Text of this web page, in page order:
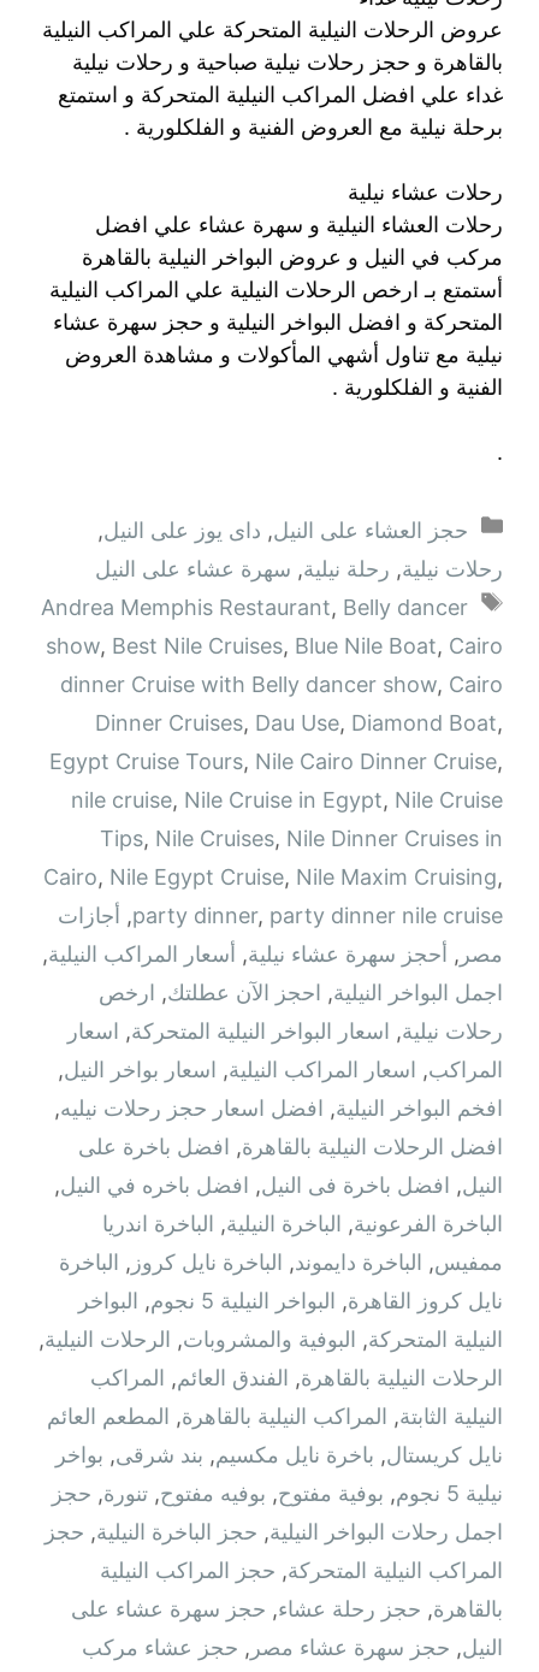
عروض الرحلات النيلية المتحركة علي المراكب النيلية
بالقاهرة و حجز رحلات نيلية صباحية و رحلات نيلية
غداء علي افضل المراكب النيلية المتحركة و استمتع
برحلة نيلية مع العروض الفنية و الفلكلورية .
رحلات عشاء نيلية
رحلات العشاء النيلية و سهرة عشاء علي افضل
مركب في النيل و عروض البواخر النيلية بالقاهرة
أستمتع بـ ارخص الرحلات النيلية علي المراكب النيلية
المتحركة و افضل البواخر النيلية و حجز سهرة عشاء
نيلية مع تناول أشهي المأكولات و مشاهدة العروض
الفنية و الفلكلورية .
.
التصنيفات
حجز العشاء على النيل, داى يوز على النيل,
رحلات نيلية, رحلة نيلية, سهرة عشاء على النيل
الوسوم
Andrea Memphis Restaurant, Belly dancer
show, Best Nile Cruises, Blue Nile Boat, Cairo
dinner Cruise with Belly dancer show, Cairo
Dinner Cruises, Dau Use, Diamond Boat,
Egypt Cruise Tours, Nile Cairo Dinner Cruise,
nile cruise, Nile Cruise in Egypt, Nile Cruise
Tips, Nile Cruises, Nile Dinner Cruises in
Cairo, Nile Egypt Cruise, Nile Maxim Cruising,
party dinner, party dinner nile cruise
, أجازات
مصر , أحجز سهرة عشاء نيلية, أسعار المراكب النيلية,
اجمل البواخر النيلية, احجز الآن عطلتك, ارخص
رحلات نيلية, اسعار البواخر النيلية المتحركة, اسعار
المراكب, اسعار المراكب النيلية, اسعار بواخر النيل,
افخم البواخر النيلية, افضل اسعار حجز رحلات نيليه,
افضل الرحلات النيلية بالقاهرة, افضل باخرة على
النيل, افضل باخرة فى النيل, افضل باخره في النيل,
الباخرة الفرعونية, الباخرة النيلية, الباخرة اندريا
ممفيس, الباخرة دايموند, الباخرة نايل كروز , الباخرة
نايل كروز القاهرة, البواخر النيلية 5 نجوم , البواخر
النيلية المتحركة, البوفية والمشروبات, الرحلات النيلية,
الرحلات النيلية بالقاهرة, الفندق العائم, المراكب
النيلية الثابتة, المراكب النيلية بالقاهرة, المطعم العائم
نايل كريستال, باخرة نايل مكسيم, بند شرقى, بواخر
نيلية 5 نجوم
, بوفية مفتوح, بوفيه مفتوح, تنورة, حجز
اجمل رحلات البواخر النيلية, حجز الباخرة النيلية, حجز
المراكب النيلية المتحركة, حجز المراكب النيلية
بالقاهرة, حجز رحلة عشاء, حجز سهرة عشاء على
النيل, حجز سهرة عشاء مصر , حجز عشاء مركب